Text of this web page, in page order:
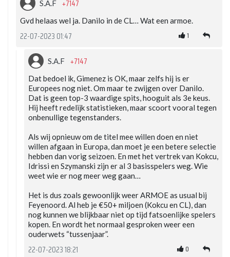
S.A.F +7147
Gvd helaas wel ja. Danilo in de CL… Wat een armoe.
22-07-2023 01:47 1
S.A.F +7147
Dat bedoel ik, Gimenez is OK, maar zelfs hij is er
Europees nog niet. Om maar te zwijgen over Danilo.
Dat is geen top-3 waardige spits, hooguit als 3e keus.
Hij heeft redelijk statistieken, maar scoort vooral tegen
onbenullige tegenstanders.
Als wij opnieuw om de titel mee willen doen en niet
willen afgaan in Europa, dan moet je een betere selectie
hebben dan vorig seizoen. En met het vertrek van Kokcu,
Idrissi en Szymanski zijn er al 3 basisspelers weg. Wie
weet wie er nog meer weg gaan…
Het is dus zoals gewoonlijk weer ARMOE as usual bij
Feyenoord. Al heb je €50+ miljoen (Kokcu en CL), dan
nog kunnen we blijkbaar niet op tijd fatsoenlijke spelers
kopen. En wordt het normaal gesproken weer een
ouderwets “tussenjaar”.
22-07-2023 18:21 0